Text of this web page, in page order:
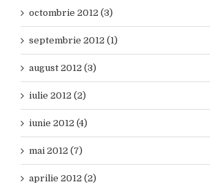
octombrie 2012 (3)
septembrie 2012 (1)
august 2012 (3)
iulie 2012 (2)
iunie 2012 (4)
mai 2012 (7)
aprilie 2012 (2)